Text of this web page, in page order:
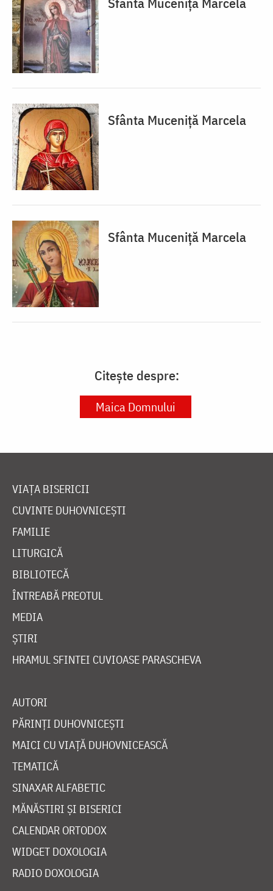
Sfânta Muceniță Marcela
Sfânta Muceniță Marcela
Citește despre:
Maica Domnului
VIAȚA BISERICII
CUVINTE DUHOVNICEȘTI
FAMILIE
LITURGICĂ
BIBLIOTECĂ
ÎNTREABĂ PREOTUL
MEDIA
ȘTIRI
HRAMUL SFINTEI CUVIOASE PARASCHEVA
AUTORI
PĂRINȚI DUHOVNICEȘTI
MAICI CU VIAȚĂ DUHOVNICEASCĂ
TEMATICĂ
SINAXAR ALFABETIC
MĂNĂSTIRI ȘI BISERICI
CALENDAR ORTODOX
WIDGET DOXOLOGIA
RADIO DOXOLOGIA